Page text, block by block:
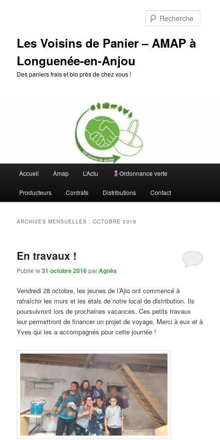
Les Voisins de Panier – AMAP à
Longuenée-en-Anjou
Des paniers frais et bio près de chez vous !
principal
Accueil Amap L’Actu Ordonnance verte
Producteurs Contrats Distributions Contact
ARCHIVES MENSUELLES :OCTOBRE 2016
En travaux !
Publié le31 octobre 2016parAgnès
Vendredi 28 octobre, les jeunes de l’Ajic ont commencé à
rafraîchir les murs et les étals de notre local de distribution. Ils
poursuivront lors de prochaines vacances. Ces petits travaux
leur permettront de financer un projet de voyage. Merci à eux et à
Yves qui les a accompagnés pour cette journée !